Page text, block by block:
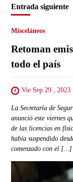
Entrada siguiente
Misceláneos
Retoman
todo el país
Vie Sep 29 , 2023
La Secretaría de
anunció este viernes
de las licencias en
había suspendido
comenzado con el […]